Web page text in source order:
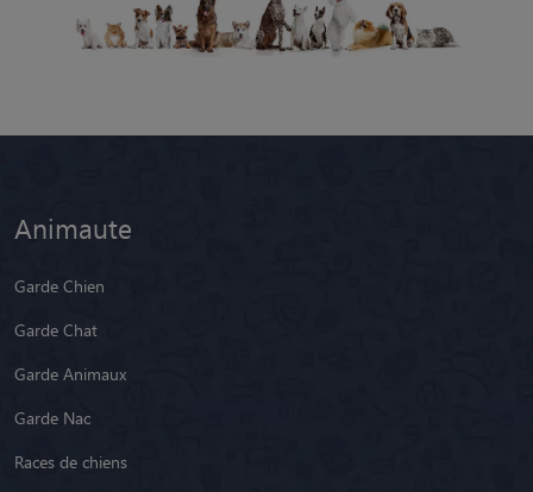
Animaute
Garde Chien
Garde Chat
Garde Animaux
Garde Nac
Races de chiens